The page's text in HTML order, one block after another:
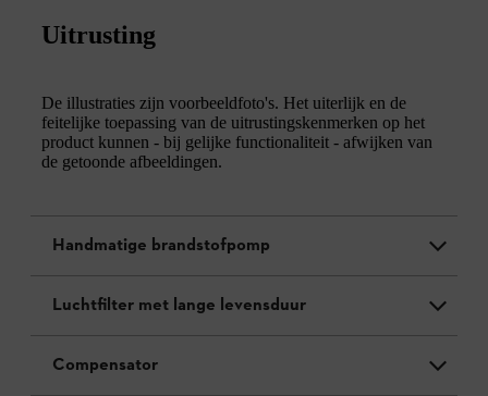
Uitrusting
De illustraties zijn voorbeeldfoto's. Het uiterlijk en de
feitelijke toepassing van de uitrustingskenmerken op het
product kunnen - bij gelijke functionaliteit - afwijken van
de getoonde afbeeldingen.
Handmatige brandstofpomp
Luchtfilter met lange levensduur
Compensator